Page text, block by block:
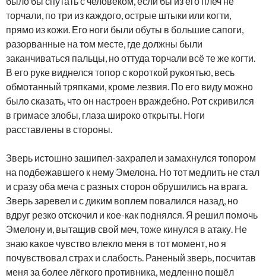
торчали, по три из каждого, острые штыки или когти,
прямо из кожи. Его ноги были обуты в большие сапоги,
разорванные на том месте, где должны были
заканчиваться пальцы, но оттуда торчали всё те же когти.
В его руке виднелся топор с короткой рукоятью, весь
обмотанный тряпками, кроме лезвия. По его виду можно
было сказать, что он настроен враждебно. Рот скривился
в гримасе злобы, глаза широко открыты. Ноги
расставлены в стороны.
Зверь истошно зашипел-захрапел и замахнулся топором
на подбежавшего к нему Эмелона. Но тот медлить не стал
и сразу оба меча с разных сторон обрушились на врага.
Зверь заревел и с диким воплем повалился назад, но
вдруг резко отскочил и кое-как поднялся. Я решил помочь
Эмелону и, вытащив свой меч, тоже кинулся в атаку. Не
знаю какое чувство влекло меня в тот момент, но я
почувствовал страх и слабость. Раненый зверь, посчитав
меня за более лёгкого противника, медленно пошёл